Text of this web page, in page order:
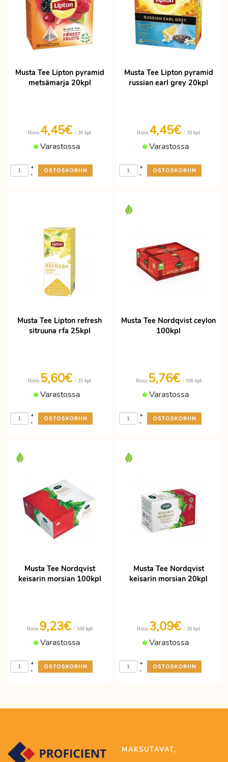
Musta Tee Lipton pyramid
metsämarja 20kpl
Hinta 4,45€ / 20 kpl
Varastossa
-
+
Musta Tee Lipton pyramid
russian earl grey 20kpl
Hinta 4,45€ / 20 kpl
Varastossa
-
+
Musta Tee Lipton refresh
sitruuna rfa 25kpl
Hinta 5,60€ / 25 kpl
Varastossa
-
+
Musta Tee Nordqvist ceylon
100kpl
Hinta 5,76€ / 100 kpl
Varastossa
-
+
Musta Tee Nordqvist
keisarin morsian 100kpl
Hinta 9,23€ / 100 kpl
Varastossa
-
+
Musta Tee Nordqvist
keisarin morsian 20kpl
Hinta 3,09€ / 20 kpl
Varastossa
-
+
MAKSUTAVAT,